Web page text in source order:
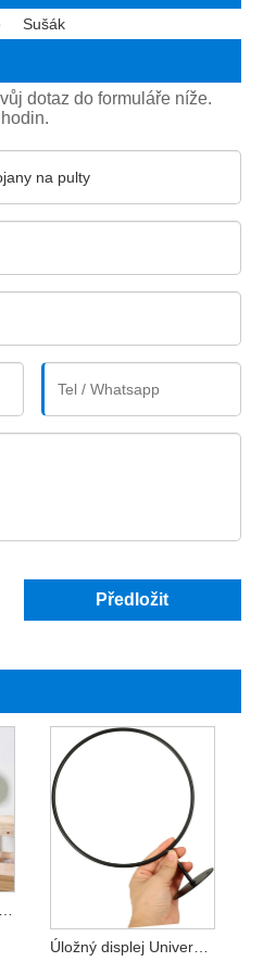
Sušák
dotaz do formuláře níže.
Předložit
Úložný displej Univerzální kovové kulové stojany